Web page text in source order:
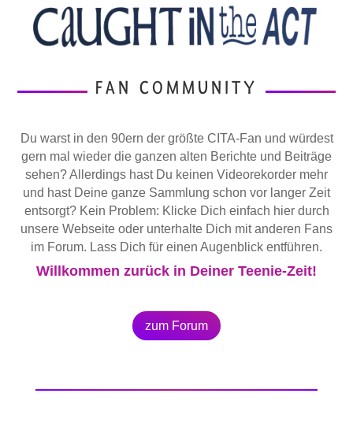
FAN COMMUNITY
Du warst in den 90ern der größte CITA-Fan und würdest
gern mal wieder die ganzen alten Berichte und Beiträge
sehen? Allerdings hast Du keinen Videorekorder mehr
und hast Deine ganze Sammlung schon vor langer Zeit
entsorgt? Kein Problem: Klicke Dich einfach hier durch
unsere Webseite oder unterhalte Dich mit anderen Fans
im Forum. Lass Dich für einen Augenblick entführen.
Willkommen zurück in Deiner Teenie-Zeit!
zum Forum